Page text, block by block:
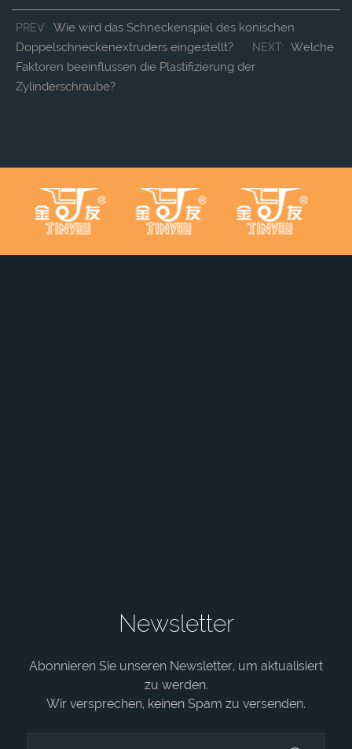
PREV:
Wie wird das Schneckenspiel des konischen
Doppelschneckenextruders eingestellt? NEXT:
Welche
Faktoren beeinflussen die Plastifizierung der
Zylinderschraube?
Newsletter
Abonnieren Sie unseren Newsletter, um aktualisiert
zu werden.
Wir versprechen, keinen Spam zu versenden.